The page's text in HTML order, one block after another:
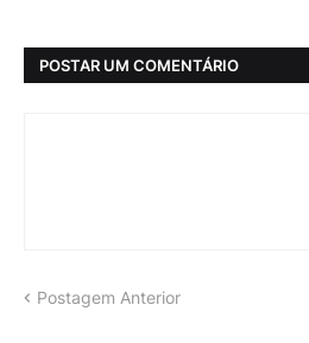
POSTAR UM COMENTÁRIO
Postagem Anterior